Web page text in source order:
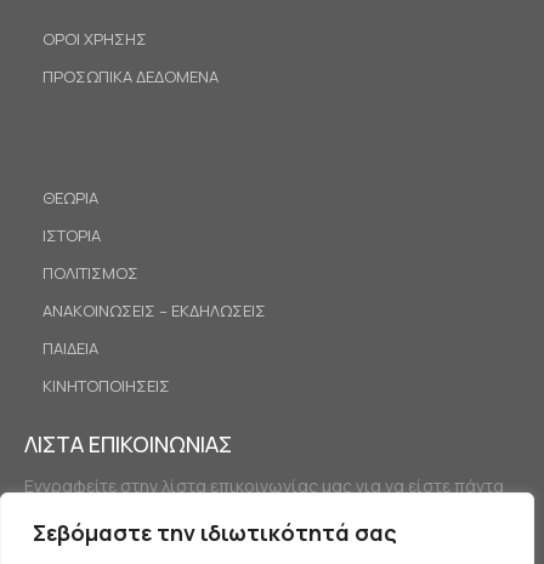
Σεβόμαστε την ιδιωτικότητά σας
ΟΡΟΙ ΧΡΗΣΗΣ
ΠΡΟΣΩΠΙΚΑ ΔΕΔΟΜΕΝΑ
ΘΕΩΡΙΑ
ΙΣΤΟΡΙΑ
ΠΟΛΙΤΙΣΜΟΣ
ΑΝΑΚΟΙΝΩΣΕΙΣ – ΕΚΔΗΛΩΣΕΙΣ
ΠΑΙΔΕΙΑ
ΚΙΝΗΤΟΠΟΙΗΣΕΙΣ
ΛΙΣΤΑ ΕΠΙΚΟΙΝΩΝΙΑΣ
Εγγραφείτε στην λίστα επικοινωνίας μας για να είστε πάντα